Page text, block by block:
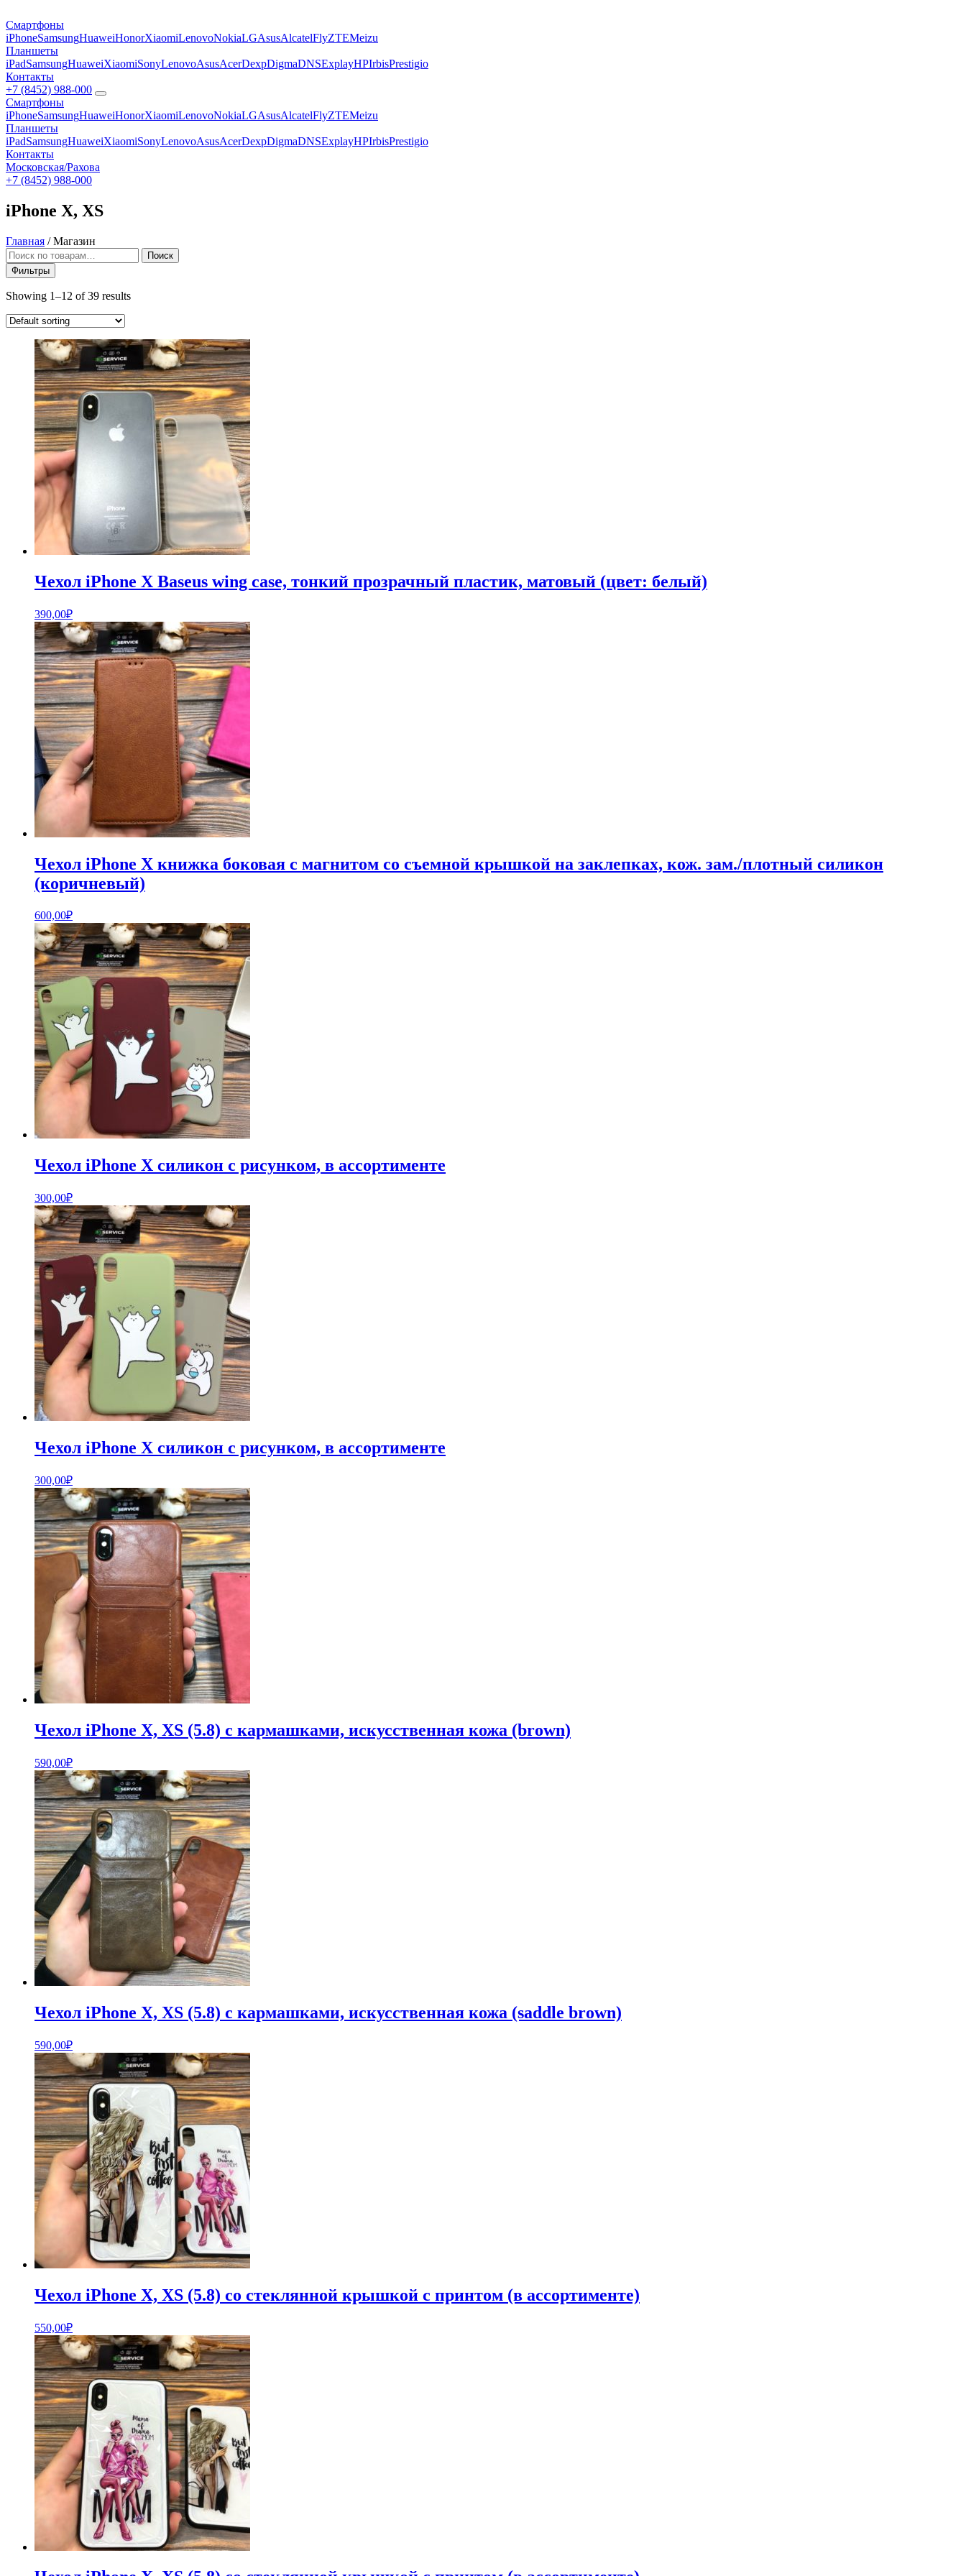
Смартфоны
iPhoneSamsungHuaweiHonorXiaomiLenovoNokiaLGAsusAlcatelFlyZTEMeizu
Планшеты
iPadSamsungHuaweiXiaomiSonyLenovoAsusAcerDexpDigmaDNSExplayHPIrbisPrestigio
Контакты
+7 (8452) 988-000
Смартфоны
iPhoneSamsungHuaweiHonorXiaomiLenovoNokiaLGAsusAlcatelFlyZTEMeizu
Планшеты
iPadSamsungHuaweiXiaomiSonyLenovoAsusAcerDexpDigmaDNSExplayHPIrbisPrestigio
Контакты
Московская/Рахова
+7 (8452) 988-000
iPhone X, XS
Главная / Магазин
Искать:
Поиск
Фильтры
Showing 1–12 of 39 results
Чехол iPhone X Baseus wing case, тонкий прозрачный пластик, матовый (цвет: белый)
390,00₽
Чехол iPhone X книжка боковая с магнитом со съемной крышкой на заклепках, кож. зам./плотный силикон
(коричневый)
600,00₽
Чехол iPhone X силикон с рисунком, в ассортименте
300,00₽
Чехол iPhone X силикон с рисунком, в ассортименте
300,00₽
Чехол iPhone X, XS (5.8) с кармашками, искусственная кожа (brown)
590,00₽
Чехол iPhone X, XS (5.8) с кармашками, искусственная кожа (saddle brown)
590,00₽
Чехол iPhone X, XS (5.8) со стеклянной крышкой с принтом (в ассортименте)
550,00₽